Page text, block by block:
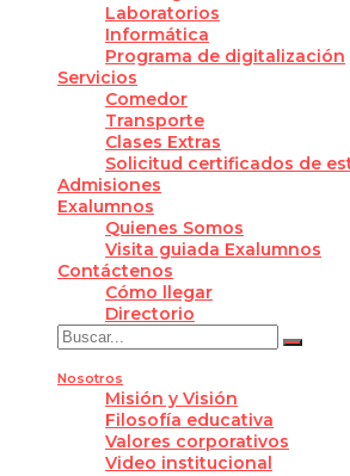
Laboratorios
Informática
Programa de digitalización
Servicios
Comedor
Transporte
Clases Extras
Solicitud certificados de
Admisiones
Exalumnos
Quienes Somos
Visita guiada Exalumnos
Contáctenos
Cómo llegar
Directorio
Nosotros
Misión y Visión
Filosofía educativa
Valores corporativos
Video institucional